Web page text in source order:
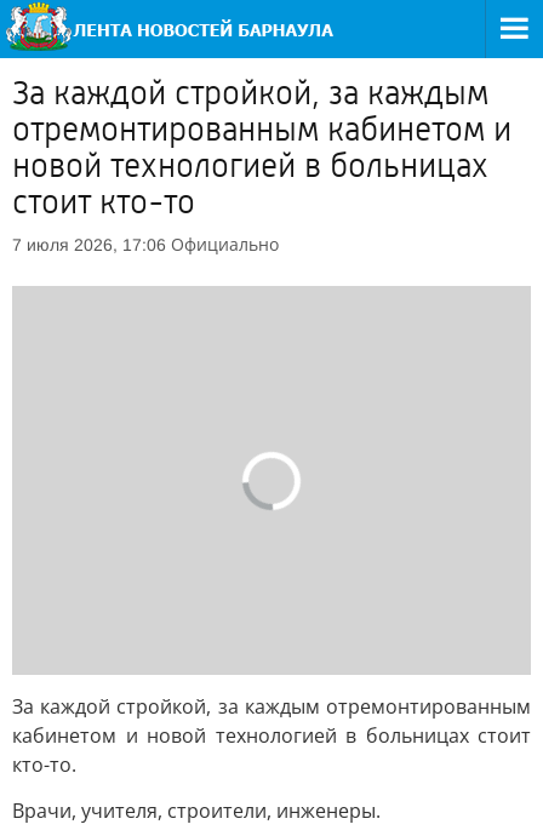
За каждой стройкой, за каждым
отремонтированным кабинетом и
новой технологией в больницах
стоит кто-то
7 июля 2026, 17:06 Официально
За каждой стройкой, за каждым отремонтированным
кабинетом и новой технологией в больницах стоит
кто-то.
Врачи, учителя, строители, инженеры.